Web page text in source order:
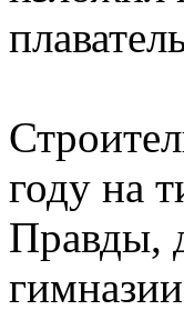
году на
Правды,